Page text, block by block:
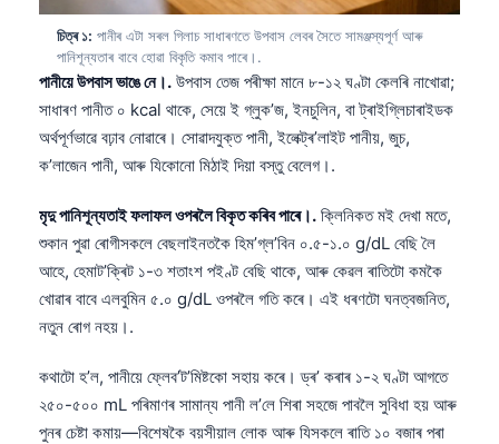
চিত্ৰ ১: পানীৰ এটা সৰল গিলাচ সাধাৰণতে উপবাস লেবৰ সৈতে সামঞ্জস্যপূর্ণ আৰু
পানিশূন্যতাৰ বাবে হোৱা বিকৃতি কমাব পাৰে।.
পানীয়ে উপবাস ভাঙে নে।. উপবাস তেজ পৰীক্ষা মানে ৮-১২ ঘণ্টা কেলৰি নাখোৱা;
সাধাৰণ পানীত ০ kcal থাকে, সেয়ে ই গ্লুক’জ, ইনচুলিন, বা ট্ৰাইগ্লিচাৰাইডক
অৰ্থপূৰ্ণভাৱে বঢ়াব নোৱাৰে। সোৱাদযুক্ত পানী, ইলেক্ট্ৰ’লাইট পানীয়, জুচ,
ক’লাজেন পানী, আৰু যিকোনো মিঠাই দিয়া বস্তু বেলেগ।.
মৃদু পানিশূন্যতাই ফলাফল ওপৰলৈ বিকৃত কৰিব পাৰে।. ক্লিনিকত মই দেখা মতে,
শুকান পুৱা ৰোগীসকলে বেছলাইনতকৈ হিম’গ্ল’বিন ০.৫-১.০ g/dL বেছি লৈ
আহে, হেমাট’ক্ৰিট ১-৩ শতাংশ পইণ্ট বেছি থাকে, আৰু কেৱল ৰাতিটো কমকৈ
খোৱাৰ বাবে এলবুমিন ৫.০ g/dL ওপৰলৈ গতি কৰে। এই ধৰণটো ঘনত্বজনিত,
নতুন ৰোগ নহয়।.
কথাটো হ’ল, পানীয়ে ফ্লেব’ট’মিষ্টকো সহায় কৰে। ড্ৰ’ কৰাৰ ১-২ ঘণ্টা আগতে
২৫০-৫০০ mL পৰিমাণৰ সামান্য পানী ল’লে শিৰা সহজে পাবলৈ সুবিধা হয় আৰু
পুনৰ চেষ্টা কমায়—বিশেষকৈ বয়সীয়াল লোক আৰু যিসকলে ৰাতি ১০ বজাৰ পৰা